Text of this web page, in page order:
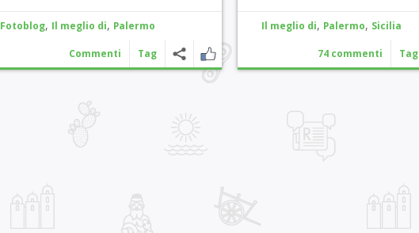
Il meglio di, Palermo, Sicilia
74 commenti Tag
Fotoblog, Il meglio di, Palermo
Commenti Tag